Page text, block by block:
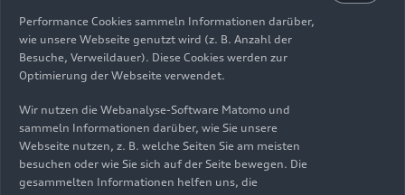
Technik-Lexikon unterwww.audi-
mediacenter.com/de/technik-lexikondetailliert
erläutert.
Performance Cookies sammeln Informationen darüber,
wie unsere Webseite genutzt wird (z. B. Anzahl der
Besuche, Verweildauer). Diese Cookies werden zur
Optimierung der Webseite verwendet.
Wir nutzen die Webanalyse-Software Matomo und
sammeln Informationen darüber, wie Sie unsere
Webseite nutzen, z. B. welche Seiten Sie am meisten
besuchen oder wie Sie sich auf der Seite bewegen. Die
gesammelten Informationen helfen uns, die